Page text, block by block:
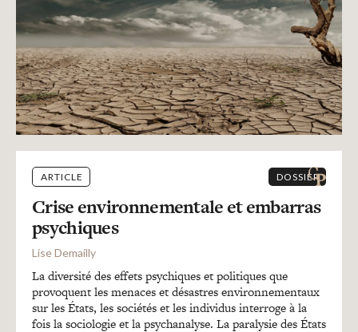
Mon compte
ARTICLE DOSSIER
Crise environnementale et embarras
psychiques
Lise Demailly
La diversité des effets psychiques et politiques que
provoquent les menaces et désastres environnementaux
sur les États, les sociétés et les individus interroge à la
fois la sociologie et la psychanalyse. La paralysie des États